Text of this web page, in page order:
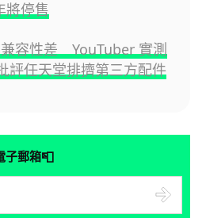
將停售
容性差 YouTuber 實測
任天堂排擠第三方配件
子郵箱📮